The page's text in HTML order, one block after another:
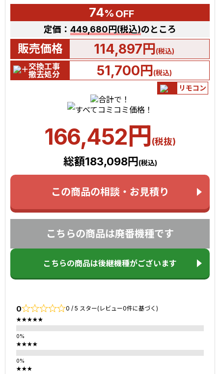
74% OFF
定価： 449,680円(税込)のところ
販売価格 114,897円(税込)
交換工事
撤去処分
51,700円(税込)
リモコン
166,452 円(税抜)
総額183,098円(税込)
この商品の相談・お見積り
こちらの商品は廃番機種です
こちらの商品は後継機種がございます
0 0 / 5 スター(レビュー0件に基づく)
★★★★★
★★★★
★★★